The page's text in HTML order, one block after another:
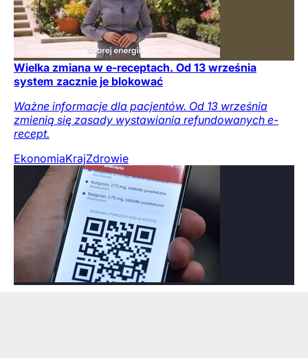
Wielka zmiana w e-receptach. Od 13 września
system zacznie je blokować
Ważne informacje dla pacjentów. Od 13 września
zmienią się zasady wystawiania refundowanych e-
recept.
EkonomiaKrajZdrowie